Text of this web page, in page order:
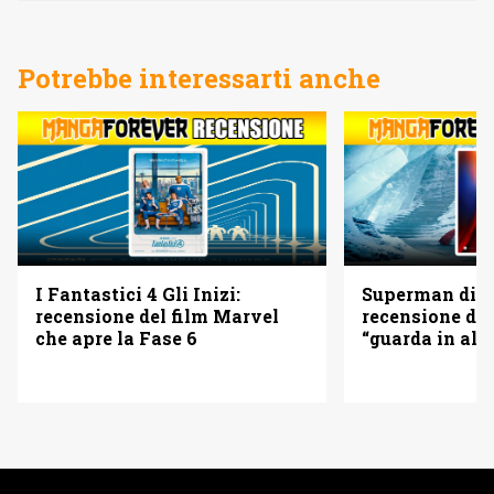
Potrebbe interessarti anche
I Fantastici 4 Gli Inizi:
recensione del film Marvel
che apre la Fase 6
Superman di
recensione
“guarda in